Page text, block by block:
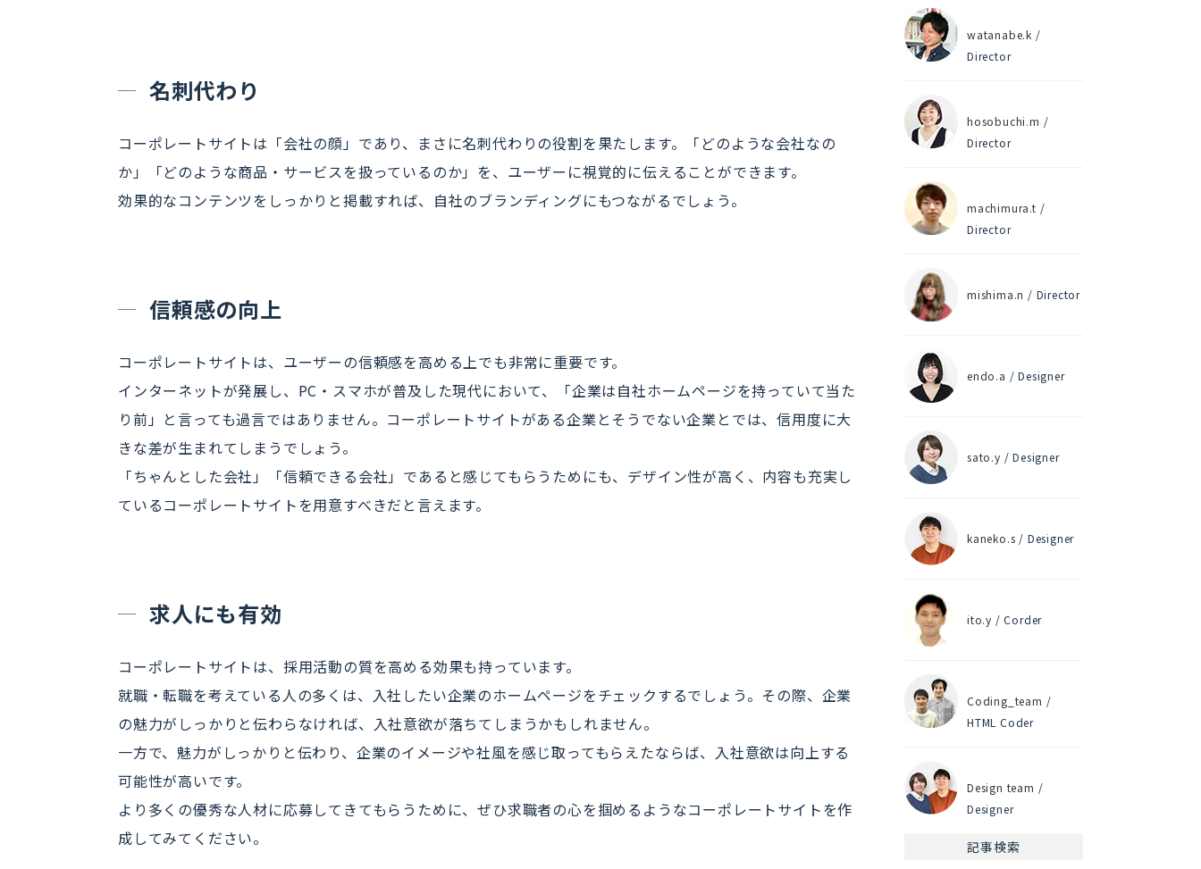
名刺代わり
コーポレートサイトは「会社の顔」であり、まさに名刺代わりの役割を果たします。「どのような会社なの
か」「どのような商品・サービスを扱っているのか」を、ユーザーに視覚的に伝えることができます。
効果的なコンテンツをしっかりと掲載すれば、自社のブランディングにもつながるでしょう。
信頼感の向上
コーポレートサイトは、ユーザーの信頼感を高める上でも非常に重要です。
インターネットが発展し、PC・スマホが普及した現代において、「企業は自社ホームページを持っていて当た
り前」と言っても過言ではありません。コーポレートサイトがある企業とそうでない企業とでは、信用度に大
きな差が生まれてしまうでしょう。
「ちゃんとした会社」「信頼できる会社」であると感じてもらうためにも、デザイン性が高く、内容も充実し
ているコーポレートサイトを用意すべきだと言えます。
求人にも有効
コーポレートサイトは、採用活動の質を高める効果も持っています。
就職・転職を考えている人の多くは、入社したい企業のホームページをチェックするでしょう。その際、企業
の魅力がしっかりと伝わらなければ、入社意欲が落ちてしまうかもしれません。
一方で、魅力がしっかりと伝わり、企業のイメージや社風を感じ取ってもらえたならば、入社意欲は向上する
可能性が高いです。
より多くの優秀な人材に応募してきてもらうために、ぜひ求職者の心を掴めるようなコーポレートサイトを作
成してみてください。
watanabe.k /
Director
hosobuchi.m /
Director
machimura.t /
Director
mishima.n / Director
endo.a / Designer
sato.y / Designer
kaneko.s / Designer
ito.y / Corder
Coding_team /
HTML Coder
Design team /
Designer
記事検索